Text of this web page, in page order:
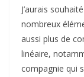
J’aurais
nombreux
aussi plus de
linéaire,
compagnie qui